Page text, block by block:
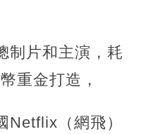
制片和主演，耗
重金打造，
Netflix（網飛）